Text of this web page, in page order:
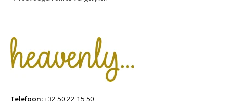
Telefoon:+32 50 22 15 50